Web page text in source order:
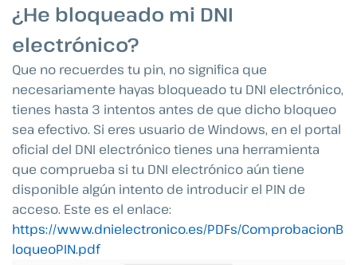
¿He bloqueado mi DNI
electrónico?
Que no recuerdes tu pin, no significa que
necesariamente hayas bloqueado tu DNI electrónico,
tienes hasta 3 intentos antes de que dicho bloqueo
sea efectivo. Si eres usuario de Windows, en el portal
oficial del DNI electrónico tienes una herramienta
que comprueba si tu DNI electrónico aún tiene
disponible algún intento de introducir el PIN de
acceso. Este es el enlace:
https://www.dnielectronico.es/PDFs/ComprobacionB
loqueoPIN.pdf